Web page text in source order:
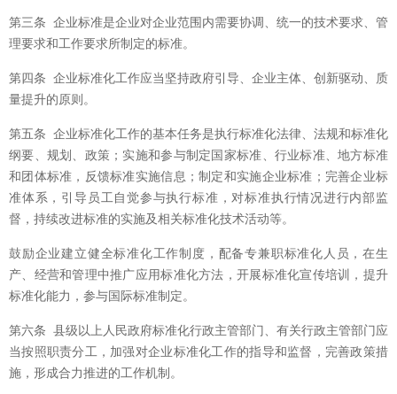
第三条 企业标准是企业对企业范围内需要协调、统一的技术要求、管
理要求和工作要求所制定的标准。
第四条 企业标准化工作应当坚持政府引导、企业主体、创新驱动、质
量提升的原则。
第五条 企业标准化工作的基本任务是执行标准化法律、法规和标准化
纲要、规划、政策；实施和参与制定国家标准、行业标准、地方标准
和团体标准，反馈标准实施信息；制定和实施企业标准；完善企业标
准体系，引导员工自觉参与执行标准，对标准执行情况进行内部监
督，持续改进标准的实施及相关标准化技术活动等。
鼓励企业建立健全标准化工作制度，配备专兼职标准化人员，在生
产、经营和管理中推广应用标准化方法，开展标准化宣传培训，提升
标准化能力，参与国际标准制定。
第六条 县级以上人民政府标准化行政主管部门、有关行政主管部门应
当按照职责分工，加强对企业标准化工作的指导和监督，完善政策措
施，形成合力推进的工作机制。